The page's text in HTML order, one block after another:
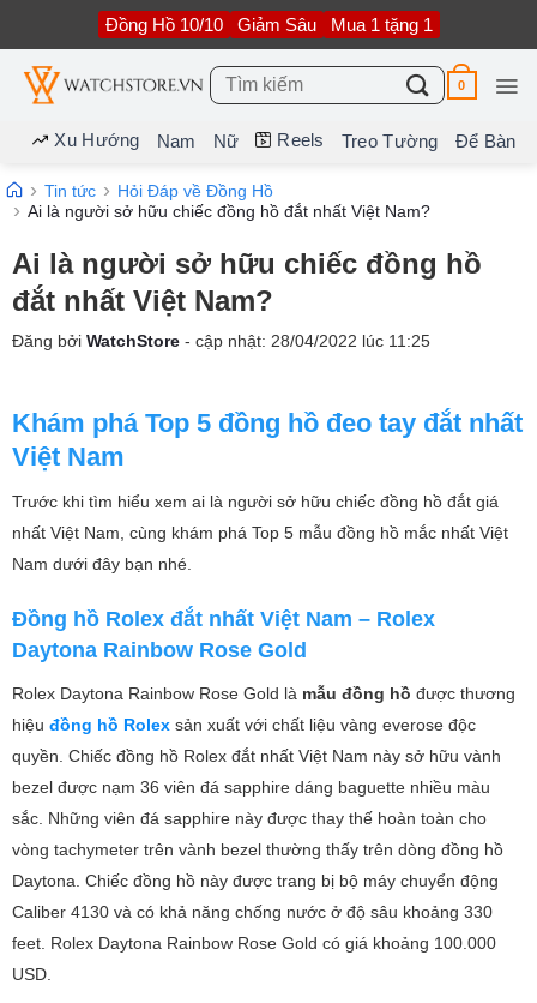
nội
dung
Đồng Hồ 10/10 Giảm Sâu Mua 1 tặng 1
Tìm
kiếm:
0
Xu Hướng Nam Nữ Reels Treo Tường Để Bàn
Tin tức
Hỏi Đáp về Đồng Hồ
Ai là người sở hữu chiếc đồng hồ đắt nhất Việt Nam?
Ai là người sở hữu chiếc đồng hồ
đắt nhất Việt Nam?
Đăng bởi WatchStore - cập nhật: 28/04/2022 lúc 11:25
Khám phá Top 5 đồng hồ đeo tay đắt nhất
Việt Nam
Trước khi tìm hiểu xem ai là người sở hữu chiếc đồng hồ đắt giá
nhất Việt Nam, cùng khám phá Top 5 mẫu đồng hồ mắc nhất Việt
Nam dưới đây bạn nhé.
Đồng hồ Rolex đắt nhất Việt Nam – Rolex
Daytona Rainbow Rose Gold
Rolex Daytona Rainbow Rose Gold là mẫu đồng hồ được thương
hiệu đồng hồ Rolex sản xuất với chất liệu vàng everose độc
quyền. Chiếc đồng hồ Rolex đắt nhất Việt Nam này sở hữu vành
bezel được nạm 36 viên đá sapphire dáng baguette nhiều màu
sắc. Những viên đá sapphire này được thay thế hoàn toàn cho
vòng tachymeter trên vành bezel thường thấy trên dòng đồng hồ
Daytona. Chiếc đồng hồ này được trang bị bộ máy chuyển động
Caliber 4130 và có khả năng chống nước ở độ sâu khoảng 330
feet. Rolex Daytona Rainbow Rose Gold có giá khoảng 100.000
USD.